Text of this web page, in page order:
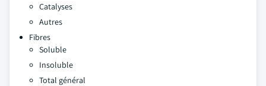
Catalyses
Autres
Fibres
Soluble
Insoluble
Total général